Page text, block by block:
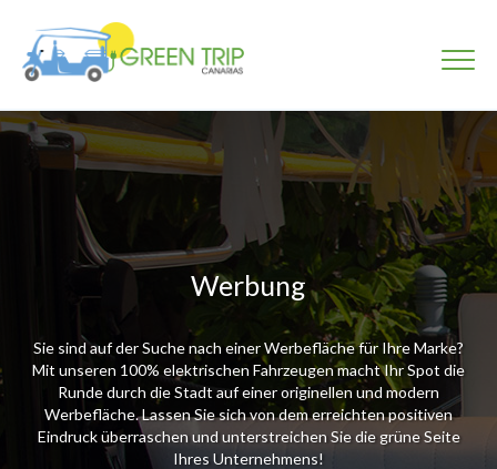
Werbung
Sie sind auf der Suche nach einer Werbefläche für Ihre Marke?
Mit unseren 100% elektrischen Fahrzeugen macht Ihr Spot die
Runde durch die Stadt auf einer originellen und modern
Werbefläche. Lassen Sie sich von dem erreichten positiven
Eindruck überraschen und unterstreichen Sie die grüne Seite
Ihres Unternehmens!